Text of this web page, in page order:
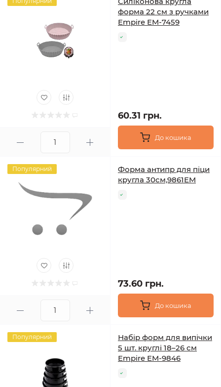
форма 22 см з ручками
Empire EM-7459
60.31 грн.
До кошика
Популярний
Форма антипр для піци
кругла 30см,9861EM
73.60 грн.
До кошика
Популярний
Набір форм для випічки
5 шт. круглі 18–26 см
Empire EM-9846